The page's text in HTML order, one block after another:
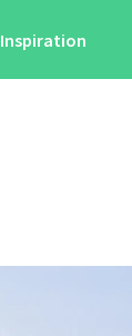
Inspiration